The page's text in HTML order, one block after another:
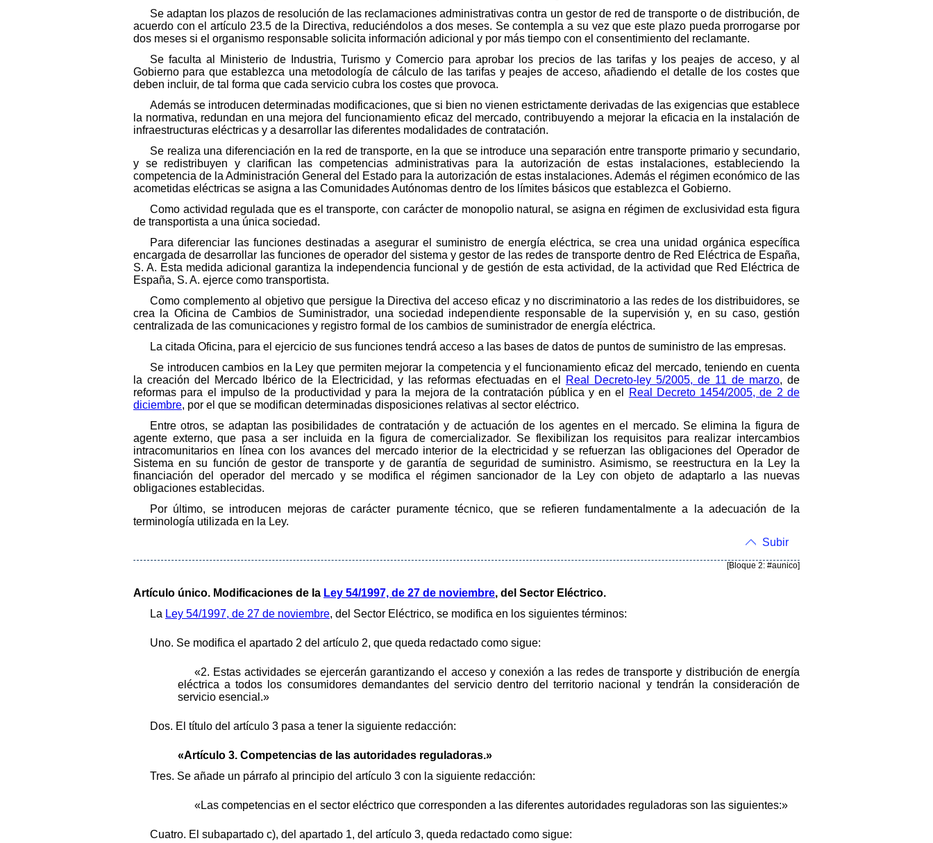
Se adaptan los plazos de resolución de las reclamaciones administrativas contra un gestor de red de transporte o de distribución, de
acuerdo con el artículo 23.5 de la Directiva, reduciéndolos a dos meses. Se contempla a su vez que este plazo pueda prorrogarse por
dos meses si el organismo responsable solicita información adicional y por más tiempo con el consentimiento del reclamante.
Se faculta al Ministerio de Industria, Turismo y Comercio para aprobar los precios de las tarifas y los peajes de acceso, y al
Gobierno para que establezca una metodología de cálculo de las tarifas y peajes de acceso, añadiendo el detalle de los costes que
deben incluir, de tal forma que cada servicio cubra los costes que provoca.
Además se introducen determinadas modificaciones, que si bien no vienen estrictamente derivadas de las exigencias que establece
la normativa, redundan en una mejora del funcionamiento eficaz del mercado, contribuyendo a mejorar la eficacia en la instalación de
infraestructuras eléctricas y a desarrollar las diferentes modalidades de contratación.
Se realiza una diferenciación en la red de transporte, en la que se introduce una separación entre transporte primario y secundario,
y se redistribuyen y clarifican las competencias administrativas para la autorización de estas instalaciones, estableciendo la
competencia de la Administración General del Estado para la autorización de estas instalaciones. Además el régimen económico de las
acometidas eléctricas se asigna a las Comunidades Autónomas dentro de los límites básicos que establezca el Gobierno.
Como actividad regulada que es el transporte, con carácter de monopolio natural, se asigna en régimen de exclusividad esta figura
de transportista a una única sociedad.
Para diferenciar las funciones destinadas a asegurar el suministro de energía eléctrica, se crea una unidad orgánica específica
encargada de desarrollar las funciones de operador del sistema y gestor de las redes de transporte dentro de Red Eléctrica de España,
S. A. Esta medida adicional garantiza la independencia funcional y de gestión de esta actividad, de la actividad que Red Eléctrica de
España, S. A. ejerce como transportista.
Como complemento al objetivo que persigue la Directiva del acceso eficaz y no discriminatorio a las redes de los distribuidores, se
crea la Oficina de Cambios de Suministrador, una sociedad independiente responsable de la supervisión y, en su caso, gestión
centralizada de las comunicaciones y registro formal de los cambios de suministrador de energía eléctrica.
La citada Oficina, para el ejercicio de sus funciones tendrá acceso a las bases de datos de puntos de suministro de las empresas.
Se introducen cambios en la Ley que permiten mejorar la competencia y el funcionamiento eficaz del mercado, teniendo en cuenta
la creación del Mercado Ibérico de la Electricidad, y las reformas efectuadas en el
Real Decreto-ley 5/2005, de 11 de marzo, de
reformas para el impulso de la productividad y para la mejora de la contratación pública y en el
Real Decreto 1454/2005, de 2 de
diciembre, por el que se modifican determinadas disposiciones relativas al sector eléctrico.
Entre otros, se adaptan las posibilidades de contratación y de actuación de los agentes en el mercado. Se elimina la figura de
agente externo, que pasa a ser incluida en la figura de comercializador. Se flexibilizan los requisitos para realizar intercambios
intracomunitarios en línea con los avances del mercado interior de la electricidad y se refuerzan las obligaciones del Operador de
Sistema en su función de gestor de transporte y de garantía de seguridad de suministro. Asimismo, se reestructura en la Ley la
financiación del operador del mercado y se modifica el régimen sancionador de la Ley con objeto de adaptarlo a las nuevas
obligaciones establecidas.
Por último, se introducen mejoras de carácter puramente técnico, que se refieren fundamentalmente a la adecuación de la
terminología utilizada en la Ley.
Subir
[Bloque 2: #aunico]
Artículo único. Modificaciones de la Ley 54/1997, de 27 de noviembre, del Sector Eléctrico.
La Ley 54/1997, de 27 de noviembre, del Sector Eléctrico, se modifica en los siguientes términos:
Uno. Se modifica el apartado 2 del artículo 2, que queda redactado como sigue:
«2. Estas actividades se ejercerán garantizando el acceso y conexión a las redes de transporte y distribución de energía
eléctrica a todos los consumidores demandantes del servicio dentro del territorio nacional y tendrán la consideración de
servicio esencial.»
Dos. El título del artículo 3 pasa a tener la siguiente redacción:
«Artículo 3. Competencias de las autoridades reguladoras.»
Tres. Se añade un párrafo al principio del artículo 3 con la siguiente redacción:
«Las competencias en el sector eléctrico que corresponden a las diferentes autoridades reguladoras son las siguientes:»
Cuatro. El subapartado c), del apartado 1, del artículo 3, queda redactado como sigue: